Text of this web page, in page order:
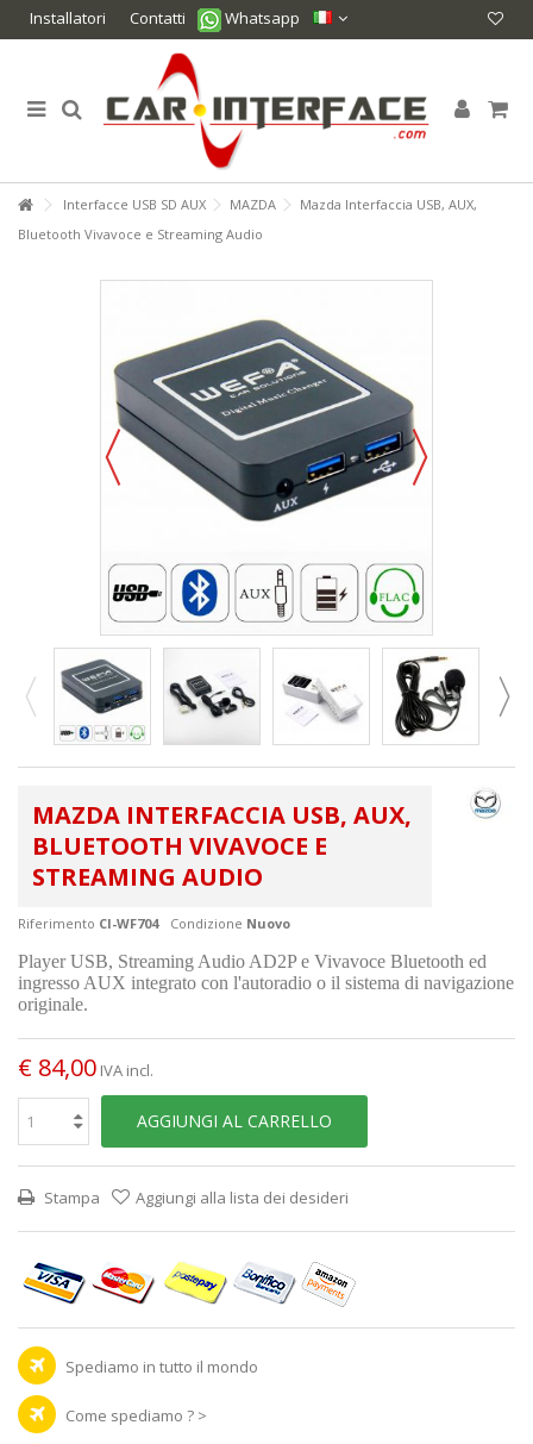
Installatori Contatti Whatsapp
Interfacce USB SD AUX MAZDA
Mazda Interfaccia USB, AUX,
Bluetooth Vivavoce e Streaming Audio
MAZDA INTERFACCIA USB, AUX,
BLUETOOTH VIVAVOCE E
STREAMING AUDIO
Riferimento CI-WF704 Condizione Nuovo
Player USB, Streaming Audio AD2P e Vivavoce Bluetooth ed
ingresso AUX integrato con l'autoradio o il sistema di navigazione
originale.
€ 84,00 IVA incl.
AGGIUNGI AL CARRELLO
Stampa Aggiungi alla lista dei desideri
Spediamo in tutto il mondo
Come spediamo ? >